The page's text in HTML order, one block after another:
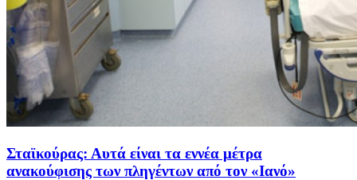
Σταϊκούρας: Αυτά είναι τα εννέα μέτρα
ανακούφισης των πληγέντων από τον «Ιανό»